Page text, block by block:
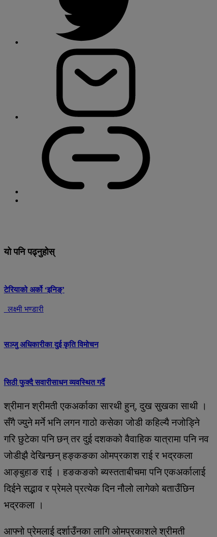
यो पनि पढ्नुहोस्
टेरियाको अर्को ‘इनिङ्’
लक्ष्मी भण्डारी
सञ्जु अधिकारीका दुई कृति विमोचन
सिठी फुक्दै सवारीसाधन व्यवस्थित गर्दै
श्रीमान श्रीमती एकअर्काका सारथी हुन्, दुख सुखका साथी ।
सँगै ज्युने मर्ने भनि लगन गाठो कसेका जोडी कहिल्यै नजोड्निे
गरि छुटेका पनि छन् तर दुई दशकको वैवाहिक यात्रामा पनि नव
जोडीझै देखिन्छन् हङ्कङका ओमप्रकाश राई र भद्रकला
आङ्बुहाङ राई । हङकङको ब्यस्तताबीचमा पनि एकअर्कालाई
दिईने सद्भाव र प्रेमले प्रत्येक दिन नौलो लागेको बताउँछिन
भद्रकला ।
आफ्नो प्रेमलाई दर्शाउँनका लागि ओमप्रकाशले श्रीमती